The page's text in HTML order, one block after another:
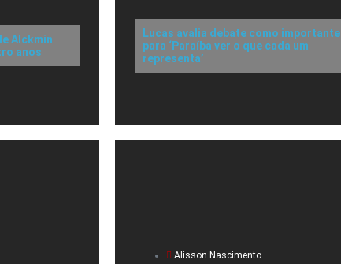
Alckmin
anos
Lucas avalia debate como importante
para ‘Paraíba ver o que cada um
representa’
Alisson Nascimento